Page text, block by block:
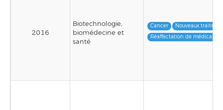
2016
Biotechnologie,
biomédecine et
santé
Cancer
Nouveaux
Réaffectation de